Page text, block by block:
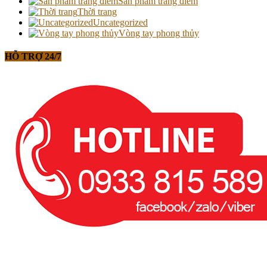
Thời trang
Uncategorized
Vòng tay phong thủy
HỖ TRỢ 24/7